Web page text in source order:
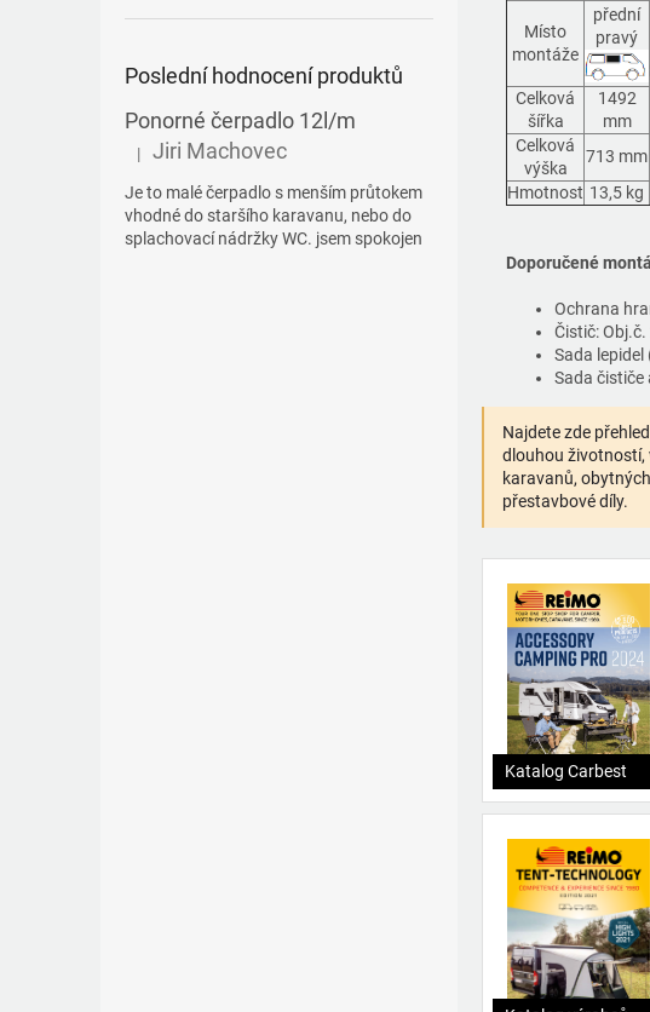
Poslední hodnocení produktů
Ponorné čerpadlo 12l/m
Hodnocení produktu je 5 z 5 hvězdiček.
| Jiri Machovec
Je to malé čerpadlo s menším průtokem
vhodné do staršího karavanu, nebo do
splachovací nádržky WC. jsem spokojen
Místo
montáže
přední
pravý
Celková
šířka
1492
mm
Celková
výška
713 mm
Hmotnost 13,5 kg
Doporučené
Ochrana
Čistič:
Sada
Sada čističe
Najdete zde
dlouhou životností,
karavanů,
přestavbové díly.
Katalog Carbest